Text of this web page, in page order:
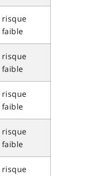
risque
faible
risque
faible
risque
faible
risque
faible
risque